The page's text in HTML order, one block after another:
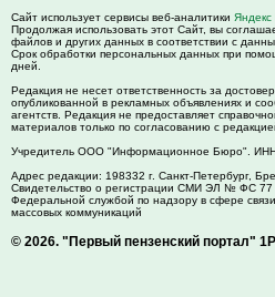
Сайт использует сервисы веб-аналитики Яндекс
Продолжая использовать этот Сайт, вы
файлов и других данных в соответствии с
Срок обработки персональных данных при
дней.
Редакция не несет ответственность за
опубликованной в рекламных объявлениях и
агентств. Редакция не предоставляет
материалов только по согласованию с
Учредитель ООО "Информационное Бюро".
Адрес редакции: 198332 г. Санкт-Петербург,
Свидетельство о регистрации СМИ ЭЛ № ФС 77
Федеральной службой по надзору в сфере
массовых коммуникаций
© 2026. "Первый пензенский портал"